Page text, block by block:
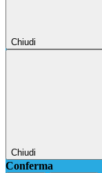
Chiudi
Chiudi
Conferma